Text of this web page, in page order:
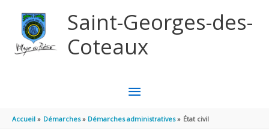
Saint-Georges-des-
Coteaux
MENU
PRINCIPAL
Accueil Démarches Démarches administratives État civil